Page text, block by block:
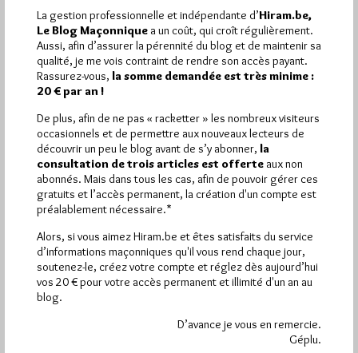
Hier samedi 8 août 2026, Hiram.be a reçu1 864 visites
et3 133 pagesont été lues (Source : Pirsch.io)
Plus d’informations
Abonnement aux Newsletters - RSS
La gestion professionnelle et indépendante d’Hiram.be,
Le Blog Maçonnique a un coût, qui croît régulièrement.
Aussi, afin d’assurer la pérennité du blog et de maintenir sa
qualité, je me vois contraint de rendre son accès payant.
Rassurez-vous, la somme demandée est très minime :
20 € par an !
De plus, afin de ne pas « racketter » les nombreux visiteurs
occasionnels et de permettre aux nouveaux lecteurs de
découvrir un peu le blog avant de s’y abonner, la
consultation de trois articles est offerte aux non
abonnés. Mais dans tous les cas, afin de pouvoir gérer ces
gratuits et l’accès permanent, la création d'un compte est
préalablement nécessaire.*
Alors, si vous aimez Hiram.be et êtes satisfaits du service
d’informations maçonniques qu'il vous rend chaque jour,
soutenez-le, créez votre compte et réglez dès aujourd’hui
vos 20 € pour votre accès permanent et illimité d'un an au
blog.
D’avance je vous en remercie.
Géplu.